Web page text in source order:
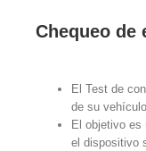
Chequeo de
El Test de
de su
El objetivo es
el dispositivo